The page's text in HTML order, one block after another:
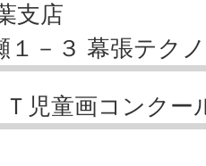
支店
１－３ 幕張テク
児童画コンクー